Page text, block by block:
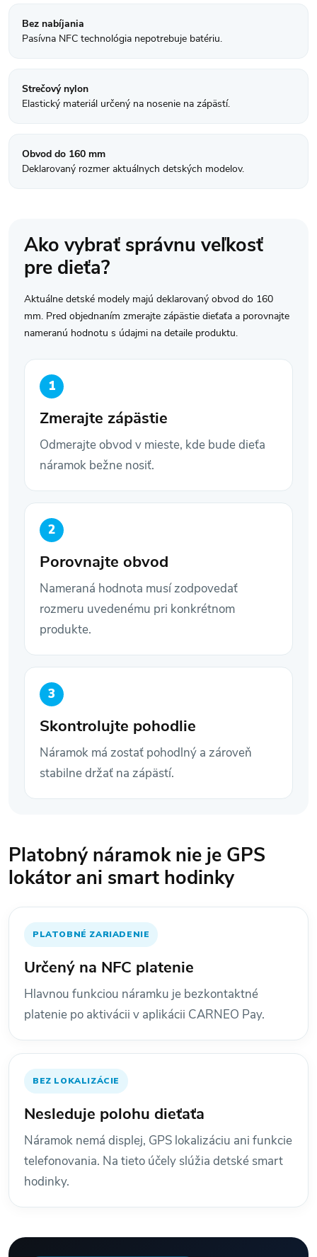
Bez nabíjania
Pasívna NFC technológia nepotrebuje batériu.
Strečový nylon
Elastický materiál určený na nosenie na zápästí.
Obvod do 160 mm
Deklarovaný rozmer aktuálnych detských modelov.
Ako vybrať správnu veľkosť
pre dieťa?
Aktuálne detské modely majú deklarovaný obvod do 160
mm. Pred objednaním zmerajte zápästie dieťaťa a porovnajte
nameranú hodnotu s údajmi na detaile produktu.
Zmerajte zápästie
Odmerajte obvod v mieste, kde bude dieťa
náramok bežne nosiť.
Porovnajte obvod
Nameraná hodnota musí zodpovedať
rozmeru uvedenému pri konkrétnom
produkte.
Skontrolujte pohodlie
Náramok má zostať pohodlný a zároveň
stabilne držať na zápästí.
Platobný náramok nie je GPS
lokátor ani smart hodinky
PLATOBNÉ ZARIADENIE
Určený na NFC platenie
Hlavnou funkciou náramku je bezkontaktné
platenie po aktivácii v aplikácii CARNEO Pay.
BEZ LOKALIZÁCIE
Nesleduje polohu dieťaťa
Náramok nemá displej, GPS lokalizáciu ani funkcie
telefonovania. Na tieto účely slúžia detské smart
hodinky.